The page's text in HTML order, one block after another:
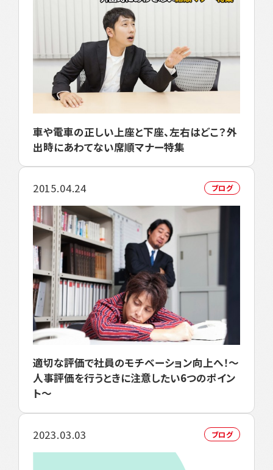
車や電車の正しい上座と下座、左右はどこ？外
出時にあわてない席順マナー特集
2015.04.24 ブログ
適切な評価で社員のモチベーション向上へ！～
人事評価を行うときに注意したい6つのポイン
ト～
2023.03.03 ブログ